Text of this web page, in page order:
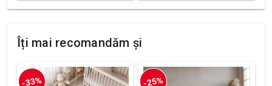
Îți mai recomandăm și
-33% -25%